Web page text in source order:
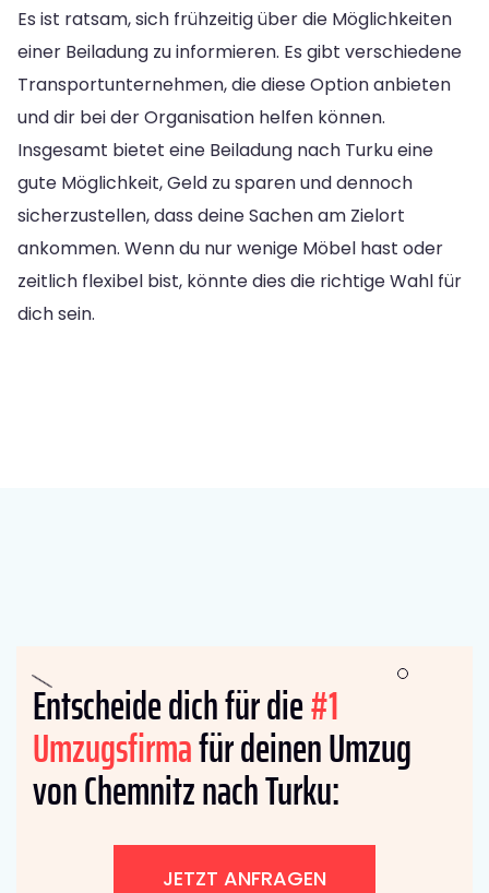
Es ist ratsam, sich frühzeitig über die Möglichkeiten
einer Beiladung zu informieren. Es gibt verschiedene
Transportunternehmen, die diese Option anbieten
und dir bei der Organisation helfen können.
Insgesamt bietet eine Beiladung nach Turku eine
gute Möglichkeit, Geld zu sparen und dennoch
sicherzustellen, dass deine Sachen am Zielort
ankommen. Wenn du nur wenige Möbel hast oder
zeitlich flexibel bist, könnte dies die richtige Wahl für
dich sein.
Entscheide dich für die#1
Umzugsfirmafür deinen Umzug
von Chemnitz nach Turku:
JETZT ANFRAGEN